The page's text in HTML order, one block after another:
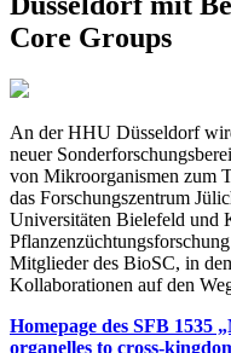
Core Groups
An der HHU Düsseldorf
neuer
von Mikroorganismen zum
das Forschungszentrum
Universitäten Bielefeld und
Mitglieder des BioSC, in
Kollaborationen auf den
Homepage des SFB
organelles to cross-